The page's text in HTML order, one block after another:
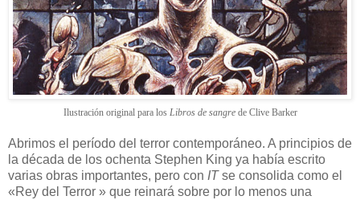
Ilustración original para los Libros de sangre de Clive Barker
Abrimos el período del terror contemporáneo. A principios de
la década de los ochenta Stephen King ya había escrito
varias obras importantes, pero con ITse consolida como el
«Rey del Terror » que reinará sobre por lo menos una